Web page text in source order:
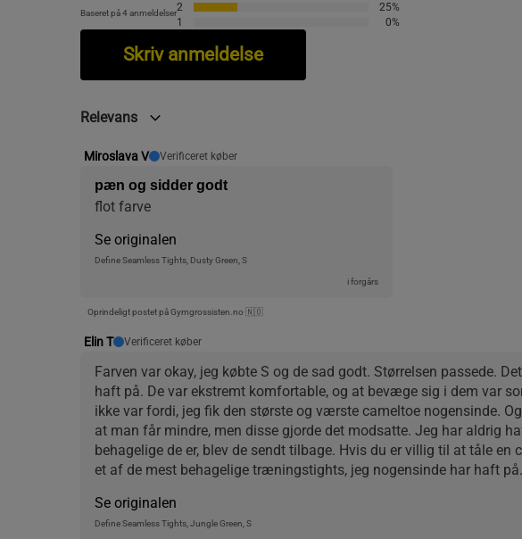
Baseret på 4 anmeldelser2
25%
1
0%
Skriv anmeldelse
Relevans
Miroslava V Verificeret køber
pæn og sidder godt
flot farve
Se originalen
Define Seamless Tights, Dusty Green, S
i forgårs
Oprindeligt postet på Gymgrossisten.no 🇳🇴
Elin T Verificeret køber
Farven var okay, jeg købte S og de sad godt. Størrelsen passede.
haft på. De var ekstremt komfortable, og at bevæge sig i dem var
ikke var fordi, jeg fik den største og værste cameltoe nogensinde.
at man får mindre, men disse gjorde det modsatte. Jeg har aldrig
behagelige de er, blev de sendt tilbage. Hvis du er villig til at tåle
et af de mest behagelige træningstights, jeg nogensinde har haft på.
Se originalen
Define Seamless Tights, Jungle Green, S